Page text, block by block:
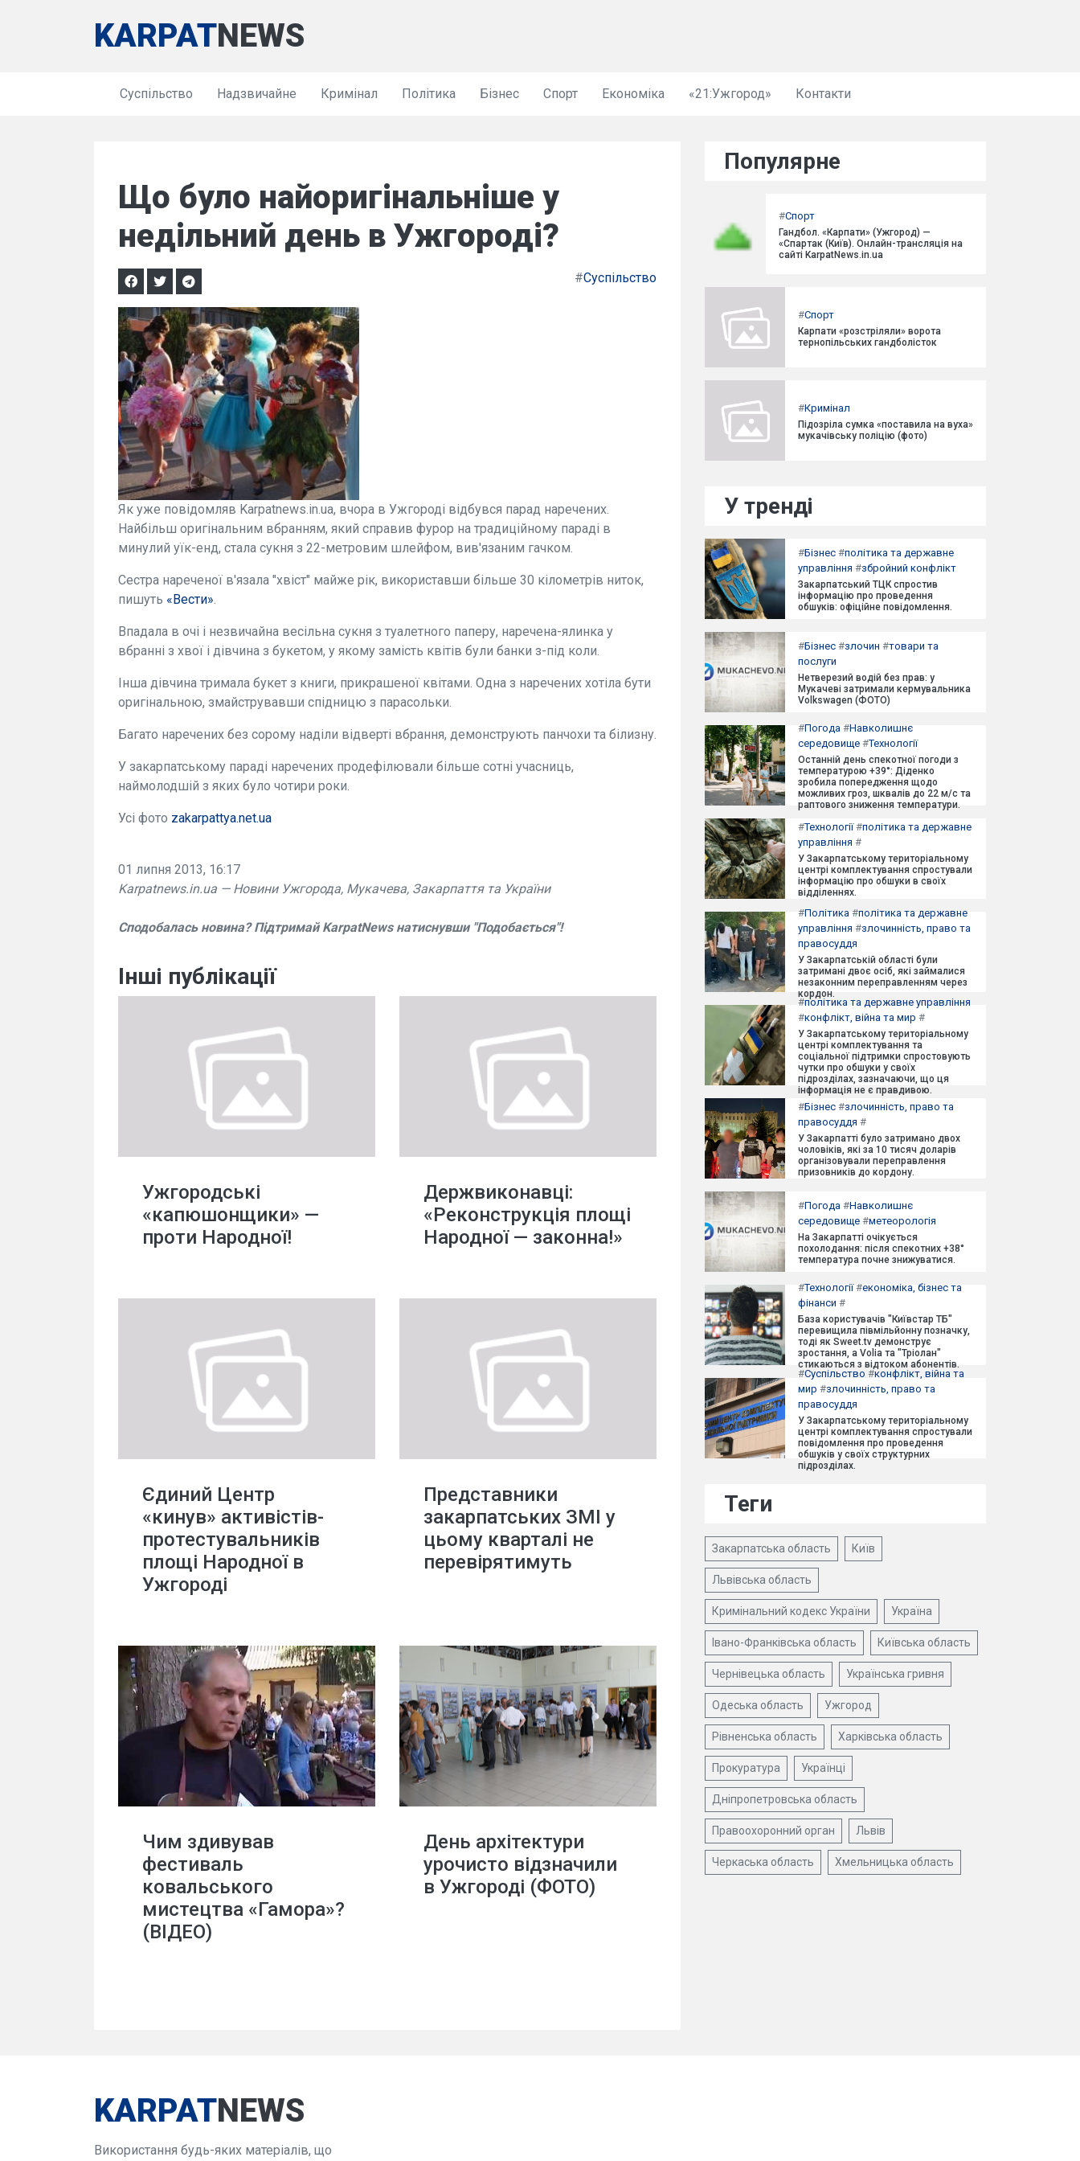
KARPATNEWS
Суспільство Надзвичайне Кримінал Політика Бізнес Спорт Економіка «21:Ужгород» Контакти
Що було найоригінальніше у
недільний день в Ужгороді?
#Суспільство
Як уже повідомляв Karpatnews.in.ua, вчора в Ужгороді відбувся парад наречених.
Найбільш оригінальним вбранням, який справив фурор на традиційному параді в
минулий уїк-енд, стала сукня з 22-метровим шлейфом, вив'язаним гачком.
Сестра нареченої в'язала "хвіст" майже рік, використавши більше 30 кілометрів ниток,
пишуть «Вести».
Впадала в очі і незвичайна весільна сукня з туалетного паперу, наречена-ялинка у
вбранні з хвої і дівчина з букетом, у якому замість квітів були банки з-під коли.
Інша дівчина тримала букет з книги, прикрашеної квітами. Одна з наречених хотіла бути
оригінальною, змайструвавши спідницю з парасольки.
Багато наречених без сорому наділи відверті вбрання, демонструють панчохи та білизну.
У закарпатському параді наречених продефілювали більше сотні учасниць,
наймолодшій з яких було чотири роки.
Усі фото zakarpattya.net.ua
01 липня 2013, 16:17
Karpatnews.in.ua — Новини Ужгорода, Мукачева, Закарпаття та України
Сподобалась новина? Підтримай KarpatNews натиснувши "Подобається"!
Інші публікації
Ужгородські
«капюшонщики» —
проти Народної!
Держвиконавці:
«Реконструкція площі
Народної — законна!»
Єдиний Центр
«кинув» активістів-
протестувальників
площі Народної в
Ужгороді
Представники
закарпатських ЗМІ у
цьому кварталі не
перевірятимуть
Чим здивував
фестиваль
ковальського
мистецтва «Гамора»?
(ВІДЕО)
День архітектури
урочисто відзначили
в Ужгороді (ФОТО)
Популярне
#Спорт
Гандбол. «Карпати» (Ужгород) —
«Спартак (Київ). Онлайн-трансляція на
сайті KarpatNews.in.ua
#Спорт
Карпати «розстріляли» ворота
тернопільських гандболісток
#Кримінал
Підозріла сумка «поставила на вуха»
мукачівську поліцію (фото)
У тренді
#Бізнес #політика та державне
управління #збройний конфлікт
Закарпатський ТЦК спростив
інформацію про проведення
обшуків: офіційне повідомлення.
#Бізнес #злочин #товари та
послуги
Нетверезий водій без прав: у
Мукачеві затримали кермувальника
Volkswagen (ФОТО)
#Погода #Навколишнє
середовище #Технології
Останній день спекотної погоди з
температурою +39°: Діденко
зробила попередження щодо
можливих гроз, шквалів до 22 м/с та
раптового зниження температури.
#Технології#політика та державне
управління #
У Закарпатському територіальному
центрі комплектування спростували
інформацію про обшуки в своїх
відділеннях.
#Політика #політика та державне
управління #злочинність, право та
правосуддя
У Закарпатській області були
затримані двоє осіб, які займалися
незаконним переправленням через
кордон.
#політика та державне управління
#конфлікт, війна та мир #
У Закарпатському територіальному
центрі комплектування та
соціальної підтримки спростовують
чутки про обшуки у своїх
підрозділах, зазначаючи, що ця
інформація не є правдивою.
#Бізнес #злочинність, право та
правосуддя #
У Закарпатті було затримано двох
чоловіків, які за 10 тисяч доларів
організовували переправлення
призовників до кордону.
#Погода #Навколишнє
середовище #метеорологія
На Закарпатті очікується
похолодання: після спекотних +38°
температура почне знижуватися.
#Технології#економіка, бізнес та
фінанси #
База користувачів "Київстар ТБ"
перевищила півмільйонну позначку,
тоді як Sweet.tv демонструє
зростання, а Volia та "Тріолан"
стикаються з відтоком абонентів.
#Суспільство #конфлікт, війна та
мир #злочинність, право та
правосуддя
У Закарпатському територіальному
центрі комплектування спростували
повідомлення про проведення
обшуків у своїх структурних
підрозділах.
Теги
Закарпатська область Київ
Львівська область
Кримінальний кодекс України Україна
Івано-Франківська область Київська область
Чернівецька область Українська гривня
Одеська область Ужгород
Рівненська область Харківська область
Прокуратура Українці
Дніпропетровська область
Правоохоронний орган Львів
Черкаська область Хмельницька область
KARPATNEWS
Використання будь-яких матеріалів, що